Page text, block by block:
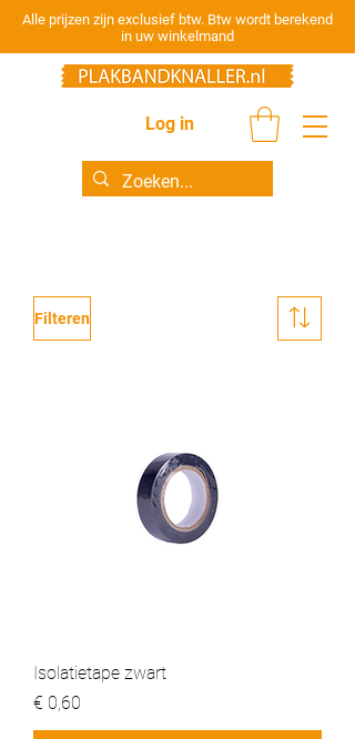
Log in
Alle prijzen zijn exclusief btw. Btw wordt berekend
in uw winkelmand
Filteren
Isolatietape zwart
Prijs
€ 0,60